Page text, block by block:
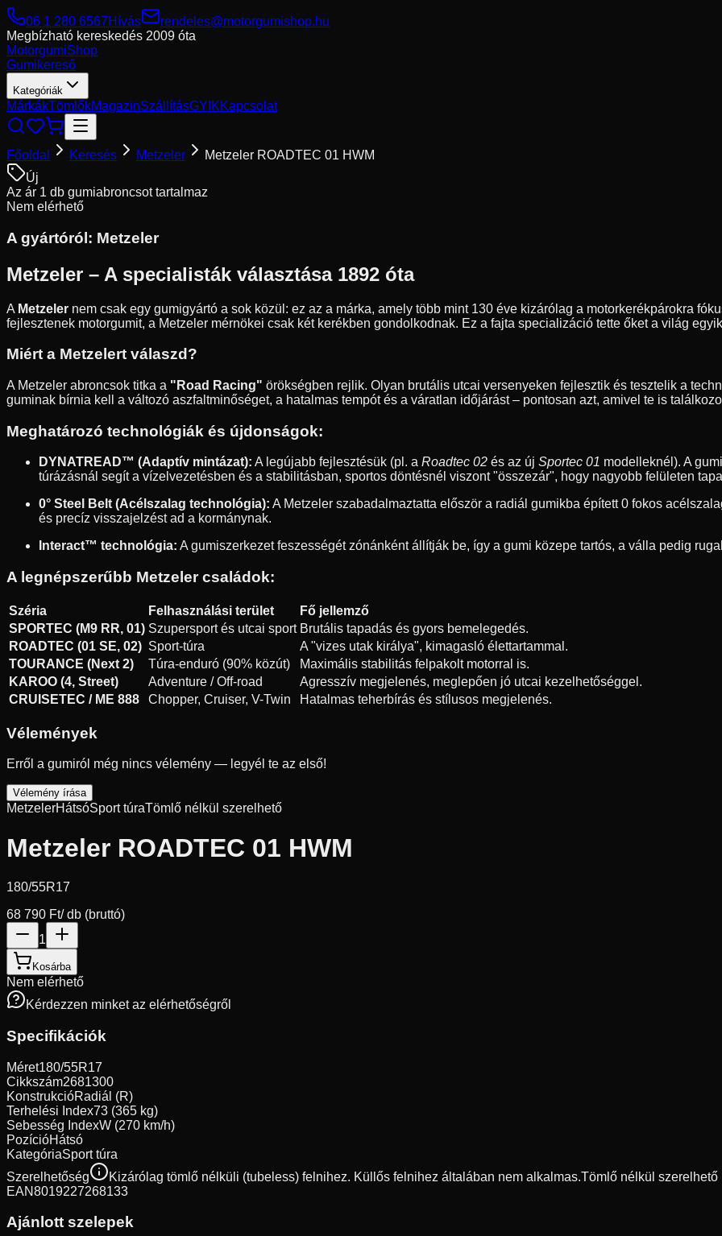
06 1 280 6567Hívás
rendeles@motorgumishop.hu
Megbízható kereskedés 2009 óta
MotorgumiShop
Gumikereső
Kategóriák
MárkákTömlőkMagazinSzállításGYIKKapcsolat
Főoldal Keresés Metzeler
Metzeler ROADTEC 01 HWM
Új
Az ár 1 db gumiabroncsot tartalmaz
Nem elérhető
A gyártóról: Metzeler
Metzeler – A specialisták választása 1892 óta
A Metzeler nem csak egy gumigyártó a sok közül: ez az a márka, amely több mint 130 éve kizárólag a motorkerékpárokra
fejlesztenek motorgumit, a Metzeler mérnökei csak két kerékben gondolkodnak. Ez a fajta specializáció tette őket a világ
Miért a Metzelert válaszd?
A Metzeler abroncsok titka a "Road Racing" örökségben rejlik. Olyan brutális utcai versenyeken fejlesztik és tesztelik a
guminak bírnia kell a változó aszfaltminőséget, a hatalmas tempót és a váratlan időjárást – pontosan azt, amivel te is
Meghatározó technológiák és újdonságok:
DYNATREAD™ (Adaptív mintázat): A legújabb fejlesztésük (pl. a Roadtec 02 és az új Sportec 01 modelleknél). A
túrázásnál segít a vízelvezetésben és a stabilitásban, sportos döntésnél viszont "összezár", hogy nagyobb felületen
0° Steel Belt (Acélszalag technológia): A Metzeler szabadalmaztatta először a radiál gumikba épített 0 fokos
és precíz visszajelzést ad a kormánynak.
Interact™ technológia: A gumiszerkezet feszességét zónánként állítják be, így a gumi közepe tartós, a válla pedig
A legnépszerűbb Metzeler családok:
Széria Felhasználási terület
Fő jellemző
SPORTEC (M9 RR, 01) Szupersport és utcai sport Brutális tapadás és gyors bemelegedés.
ROADTEC (01 SE, 02) Sport-túra
A "vizes utak királya", kimagasló élettartammal.
TOURANCE (Next 2)
Túra-enduró (90% közút)
Maximális stabilitás felpakolt motorral is.
KAROO (4, Street)
Adventure / Off-road
Agresszív megjelenés, meglepően jó utcai kezelhetőséggel.
CRUISETEC / ME 888
Chopper, Cruiser, V-Twin Hatalmas teherbírás és stílusos megjelenés.
Vélemények
Erről a gumiról még nincs vélemény — legyél te az első!
Vélemény írása
MetzelerHátsóSport túraTömlő nélkül szerelhető
Metzeler ROADTEC 01 HWM
180/55R17
68 790 Ft/ db (bruttó)
1
Kosárba
Nem elérhető
Kérdezzen minket az elérhetőségről
Specifikációk
Méret180/55R17
Cikkszám2681300
KonstrukcióRadiál (R)
Terhelési Index73 (365 kg)
Sebesség IndexW (270 km/h)
PozícióHátsó
KategóriaSport túra
Szerelhetőség
Kizárólag tömlő nélküli (tubeless) felnihez. Küllős felnihez általában nem alkalmas.Tömlő nélkül szerelhető
EAN8019227268133
Ajánlott szelepek